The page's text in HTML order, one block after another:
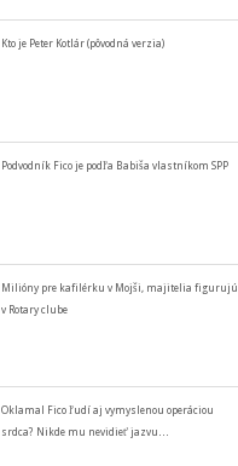
Kto je Peter Kotlár (pôvodná verzia)
Podvodník Fico je podľa Babiša vlastníkom SPP
Milióny pre kafilérku v Mojši, majitelia figurujú
v Rotary clube
Oklamal Fico ľudí aj vymyslenou operáciou
srdca? Nikde mu nevidieť jazvu…